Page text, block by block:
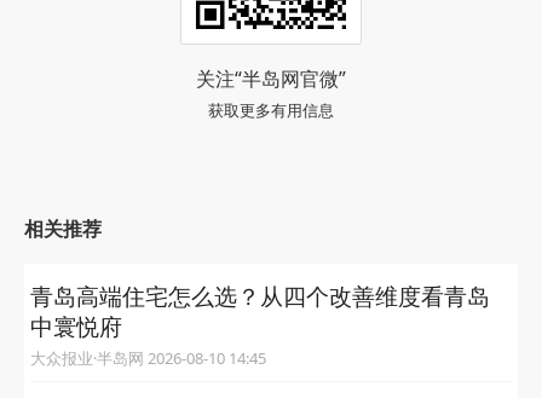
关注“半岛网官微”
获取更多有用信息
相关推荐
青岛高端住宅怎么选？从四个改善维度看青岛
中寰悦府
大众报业·半岛网 2026-08-10 14:45